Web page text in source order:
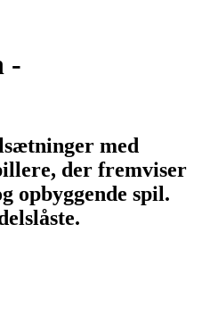
-
med
der fremviser
opbyggende spil.